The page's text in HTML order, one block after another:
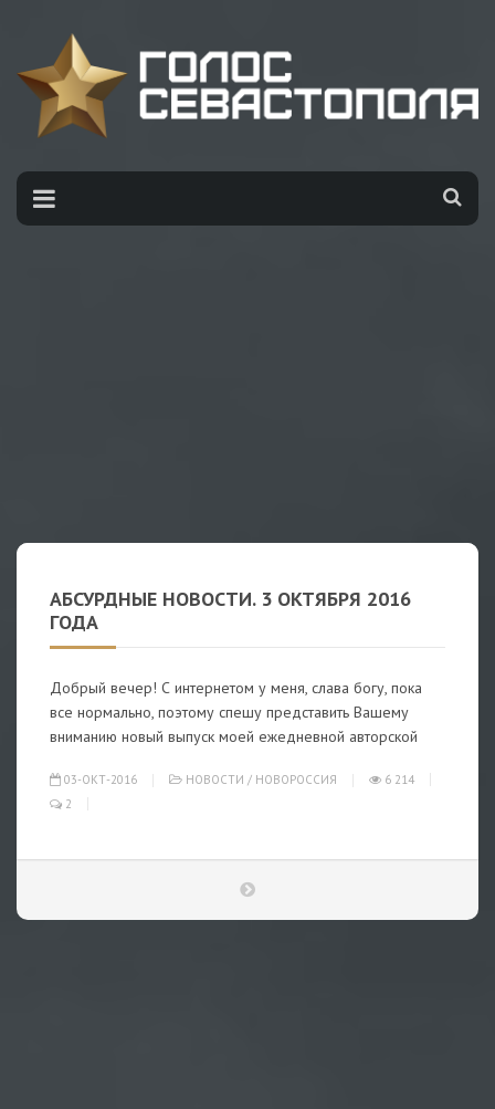
АБСУРДНЫЕ НОВОСТИ. 3 ОКТЯБРЯ 2016
ГОДА
Добрый вечер! С интернетом у меня, слава богу, пока
все нормально, поэтому спешу представить Вашему
вниманию новый выпуск моей ежедневной авторской
03-ОКТ-2016 НОВОСТИ / НОВОРОССИЯ
6 214
2